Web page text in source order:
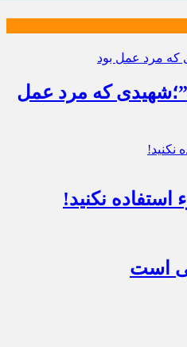
که مرد عمل
نکنید!
است